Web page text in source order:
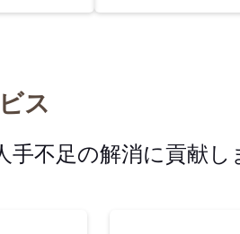
ス
手不足の解消に貢献し